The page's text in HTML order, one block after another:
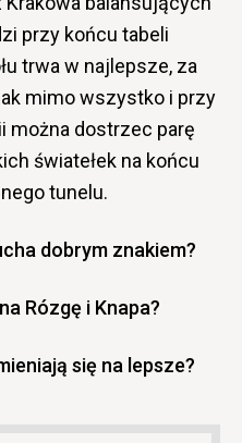
przy końcu tabeli
trwa w najlepsze, za
mimo wszystko i przy
można dostrzec parę
światełek na końcu
tunelu.
dobrym znakiem?
Rózgę i Knapa?
się na lepsze?